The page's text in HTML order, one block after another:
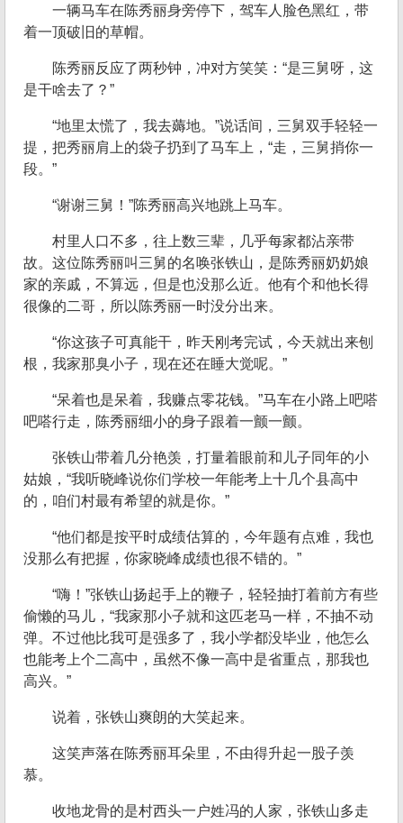
一辆马车在陈秀丽身旁停下，驾车人脸色黑红，带
着一顶破旧的草帽。
陈秀丽反应了两秒钟，冲对方笑笑：“是三舅呀，这
是干啥去了？”
“地里太慌了，我去薅地。”说话间，三舅双手轻轻一
提，把秀丽肩上的袋子扔到了马车上，“走，三舅捎你一
段。”
“谢谢三舅！”陈秀丽高兴地跳上马车。
村里人口不多，往上数三辈，几乎每家都沾亲带
故。这位陈秀丽叫三舅的名唤张铁山，是陈秀丽奶奶娘
家的亲戚，不算远，但是也没那么近。他有个和他长得
很像的二哥，所以陈秀丽一时没分出来。
“你这孩子可真能干，昨天刚考完试，今天就出来刨
根，我家那臭小子，现在还在睡大觉呢。”
“呆着也是呆着，我赚点零花钱。”马车在小路上吧嗒
吧嗒行走，陈秀丽细小的身子跟着一颤一颤。
张铁山带着几分艳羡，打量着眼前和儿子同年的小
姑娘，“我听晓峰说你们学校一年能考上十几个县高中
的，咱们村最有希望的就是你。”
“他们都是按平时成绩估算的，今年题有点难，我也
没那么有把握，你家晓峰成绩也很不错的。”
“嗨！”张铁山扬起手上的鞭子，轻轻抽打着前方有些
偷懒的马儿，“我家那小子就和这匹老马一样，不抽不动
弹。不过他比我可是强多了，我小学都没毕业，他怎么
也能考上个二高中，虽然不像一高中是省重点，那我也
高兴。”
说着，张铁山爽朗的大笑起来。
这笑声落在陈秀丽耳朵里，不由得升起一股子羡
慕。
收地龙骨的是村西头一户姓冯的人家，张铁山多走